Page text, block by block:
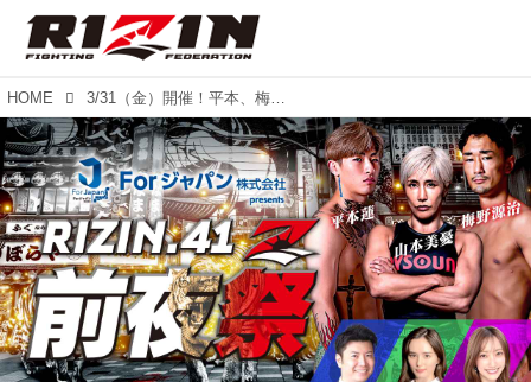
HOME 3/31（金）開催！平本、梅野、山本美憂がゲストで登場！Forジャパンpresents RIZIN.41前夜祭 参加者大募集！